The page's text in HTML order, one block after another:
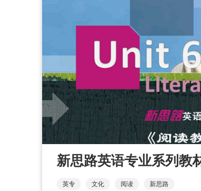
新思路英语专业系列教
英专 文化 阅读 新思路